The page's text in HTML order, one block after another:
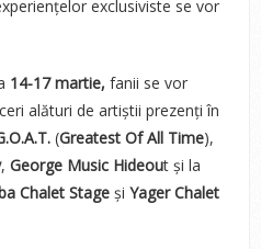
exclusiviste se vor
14-17 martie, fanii se vor
alături de artiștii prezenți în
(Greatest Of All Time),
, George Music Hideout și la
Chalet Stageși Yager Chalet